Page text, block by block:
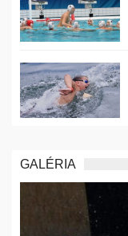
GALÉRIA